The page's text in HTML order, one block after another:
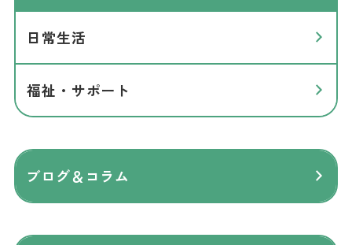
日常生活
福祉・サポート
ブログ＆コラム